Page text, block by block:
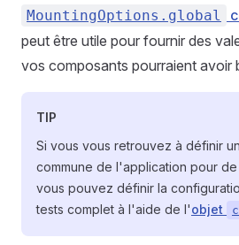
MountingOptions.global
peut être utile pour fournir des
vos composants pourraient avoir
TIP
Si vous vous retrouvez à définir
commune de l'application pour de
vous pouvez définir la
tests complet à l'aide de l'objet